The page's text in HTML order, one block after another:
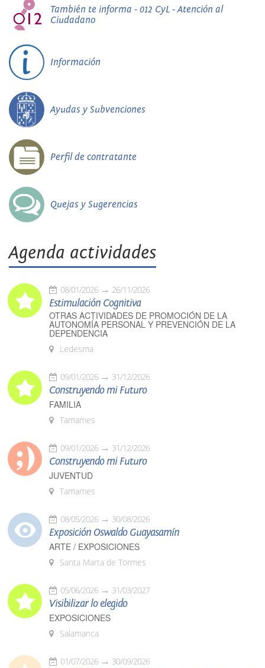
También te informa - 012 CyL - Atención al
Ciudadano
Información
Ayudas y Subvenciones
Perfil de contratante
Quejas y Sugerencias
Agenda actividades
08/01/2026 26/11/2026
Estimulación Cognitiva
OTRAS ACTIVIDADES DE PROMOCIÓN DE LA
AUTONOMÍA PERSONAL Y PREVENCIÓN DE LA
DEPENDENCIA
Ledesma
09/01/2026 31/12/2026
Construyendo mi Futuro
FAMILIA
Tamames
09/01/2026 31/12/2026
Construyendo mi Futuro
JUVENTUD
Tamames
08/05/2026 30/08/2026
Exposición Oswaldo Guayasamín
ARTE / EXPOSICIONES
Santa Marta de Tormes
05/06/2026 31/03/2027
Visibilizar lo elegido
EXPOSICIONES
Salamanca
01/07/2026 30/09/2026